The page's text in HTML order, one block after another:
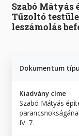
Szabó Mátyás
Tűzoltó
leszámolás
Dokumentum
Kiadvány címe
Szabó Mátyás
IV. 7.